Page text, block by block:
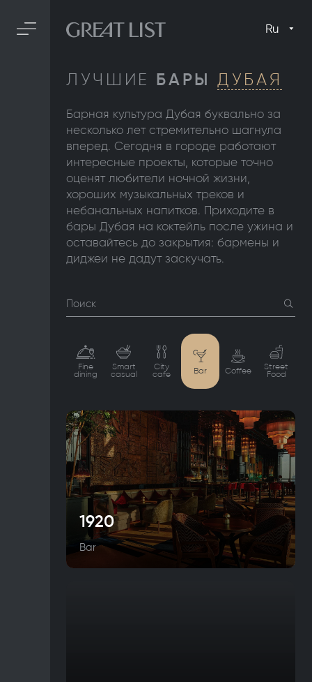
Ru
ЛУЧШИЕ БАРЫ ДУБАЯ
Барная культура Дубая буквально за
несколько лет стремительно шагнула
вперед. Сегодня в городе работают
интересные проекты, которые точно
оценят любители ночной жизни,
хороших музыкальных треков и
небанальных напитков. Приходите в
бары Дубая на коктейль после ужина и
оставайтесь до закрытия: бармены и
диджеи не дадут заскучать.
Поиск
Fine
dining
Smart
casual
City
cafe Bar Coffee Street
Food
1920
Bar